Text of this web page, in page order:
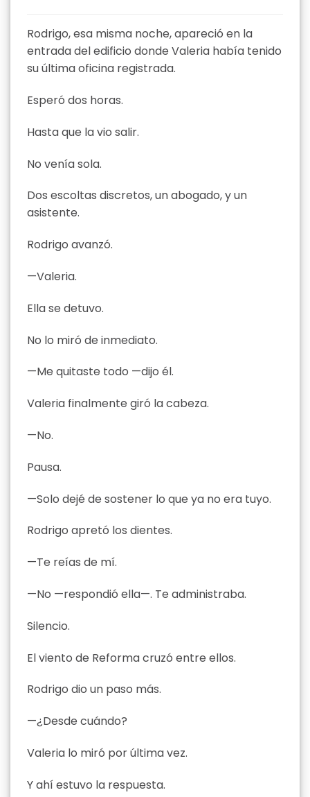
Rodrigo, esa misma noche, apareció en la
entrada del edificio donde Valeria había tenido
su última oficina registrada.
Esperó dos horas.
Hasta que la vio salir.
No venía sola.
Dos escoltas discretos, un abogado, y un
asistente.
Rodrigo avanzó.
—Valeria.
Ella se detuvo.
No lo miró de inmediato.
—Me quitaste todo —dijo él.
Valeria finalmente giró la cabeza.
—No.
Pausa.
—Solo dejé de sostener lo que ya no era tuyo.
Rodrigo apretó los dientes.
—Te reías de mí.
—No —respondió ella—. Te administraba.
Silencio.
El viento de Reforma cruzó entre ellos.
Rodrigo dio un paso más.
—¿Desde cuándo?
Valeria lo miró por última vez.
Y ahí estuvo la respuesta.